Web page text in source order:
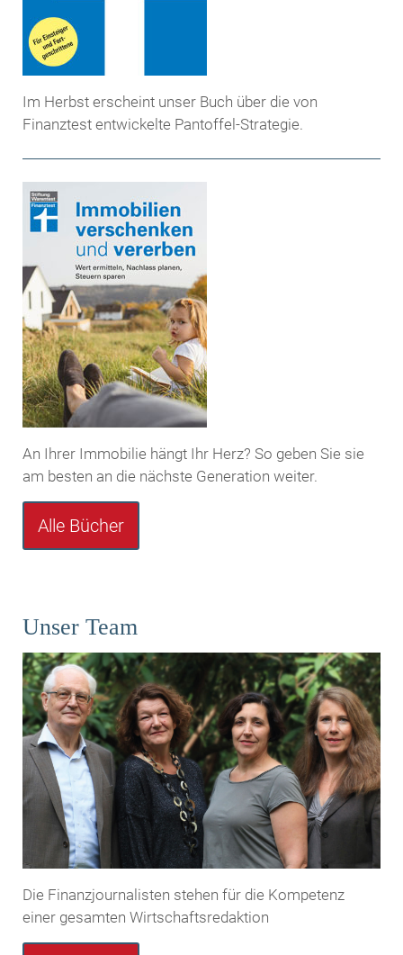
Im Herbst erscheint unser Buch über die von
Finanztest entwickelte Pantoffel-Strategie.
An Ihrer Immobilie hängt Ihr Herz? So geben Sie sie
am besten an die nächste Generation weiter.
Alle Bücher
Unser Team
Die Finanzjournalisten stehen für die Kompetenz
einer gesamten Wirtschaftsredaktion